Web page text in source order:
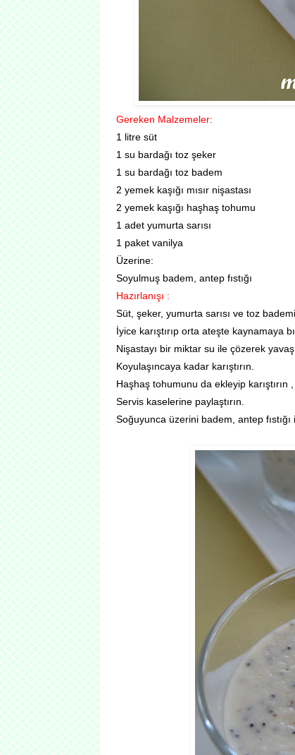
Gereken Malzemeler:
1 litre süt
1 su bardağı toz şeker
1 su bardağı toz badem
2 yemek kaşığı mısır nişastası
2 yemek kaşığı haşhaş tohumu
1 adet yumurta sarısı
1 paket vanilya
Üzerine:
Soyulmuş badem, antep fıstığı
Hazırlanışı :
Süt, şeker, yumurta sarısı ve toz
İyice karıştırıp orta ateşte kaynamaya
Nişastayı bir miktar su ile çözerek
Koyulaşıncaya kadar karıştırın.
Haşhaş tohumunu da ekleyip karıştırın ,
Servis kaselerine paylaştırın.
Soğuyunca üzerini badem, antep fıstığı